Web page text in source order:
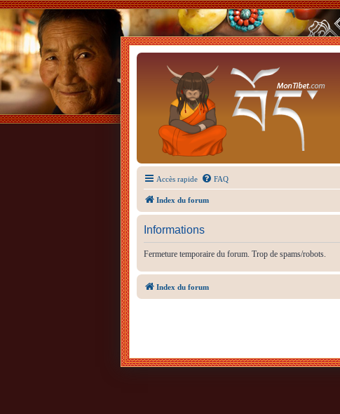
Accès rapide FAQ
Index du forum
Informations
Fermeture temporaire du forum. Trop de spams/robots.
Index du forum